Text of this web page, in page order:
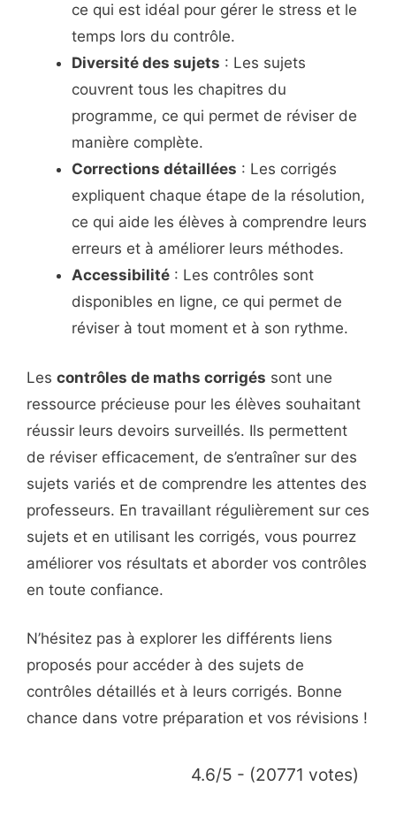
ce qui est idéal pour gérer le stress et le
temps lors du contrôle.
Diversité des sujets : Les sujets
couvrent tous les chapitres du
programme, ce qui permet de réviser de
manière complète.
Corrections détaillées : Les corrigés
expliquent chaque étape de la résolution,
ce qui aide les élèves à comprendre leurs
erreurs et à améliorer leurs méthodes.
Accessibilité : Les contrôles sont
disponibles en ligne, ce qui permet de
réviser à tout moment et à son rythme.
Les contrôles de maths corrigés sont une
ressource précieuse pour les élèves souhaitant
réussir leurs devoirs surveillés. Ils permettent
de réviser efficacement, de s’entraîner sur des
sujets variés et de comprendre les attentes des
professeurs. En travaillant régulièrement sur ces
sujets et en utilisant les corrigés, vous pourrez
améliorer vos résultats et aborder vos contrôles
en toute confiance.
N’hésitez pas à explorer les différents liens
proposés pour accéder à des sujets de
contrôles détaillés et à leurs corrigés. Bonne
chance dans votre préparation et vos révisions !
4.6/5 - (20771 votes)